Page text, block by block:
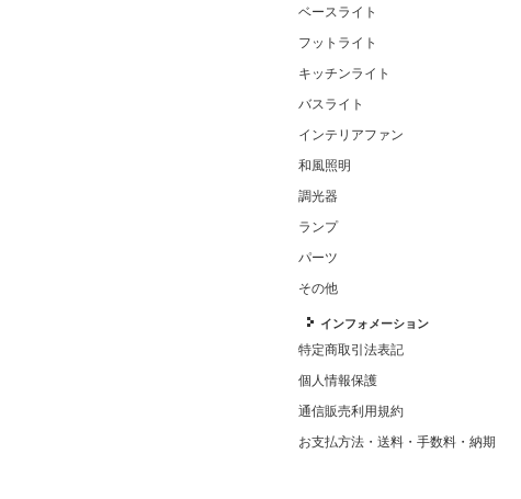
ベースライト
フットライト
キッチンライト
バスライト
インテリアファン
和風照明
調光器
ランプ
パーツ
その他
インフォメーション
特定商取引法表記
個人情報保護
通信販売利用規約
お支払方法・送料・手数料・納期